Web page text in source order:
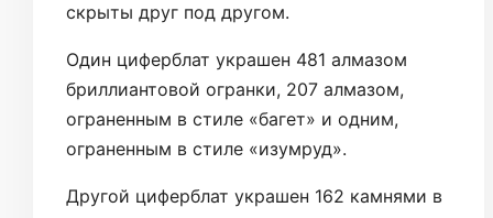
скрыты друг под другом.
Один циферблат украшен 481 алмазом
бриллиантовой огранки, 207 алмазом,
ограненным в стиле «багет» и одним,
ограненным в стиле «изумруд».
Другой циферблат украшен 162 камнями в